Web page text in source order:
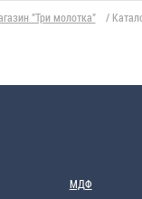
"Три молотка" /
МДФ